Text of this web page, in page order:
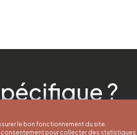
?
le bon fonctionnement du site.
pour collecter des statistiques